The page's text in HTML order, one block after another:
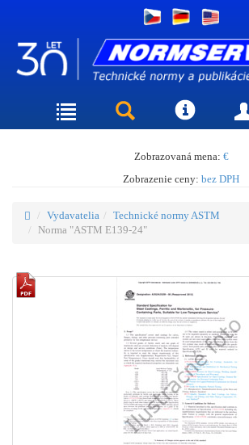
Zobrazovaná mena: €
Zobrazenie ceny: bez DPH
Vydavatelia
Technické normy ASTM
Norma "ASTM E139-24"